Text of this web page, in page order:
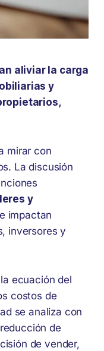
aliviar la carga
y
mirar con
La discusión
y
impactan
inversores y
ecuación del
costos de
se analiza con
de
de vender,